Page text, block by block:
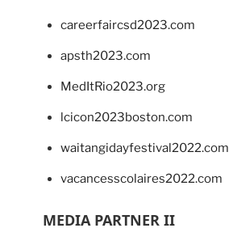
careerfaircsd2023.com
apsth2023.com
MedItRio2023.org
lcicon2023boston.com
waitangidayfestival2022.com
vacancesscolaires2022.com
MEDIA PARTNER II